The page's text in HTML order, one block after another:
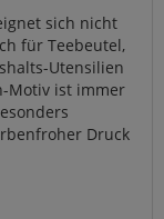
sich nicht
für Teebeutel,
Utensilien
Motiv ist immer
Druck